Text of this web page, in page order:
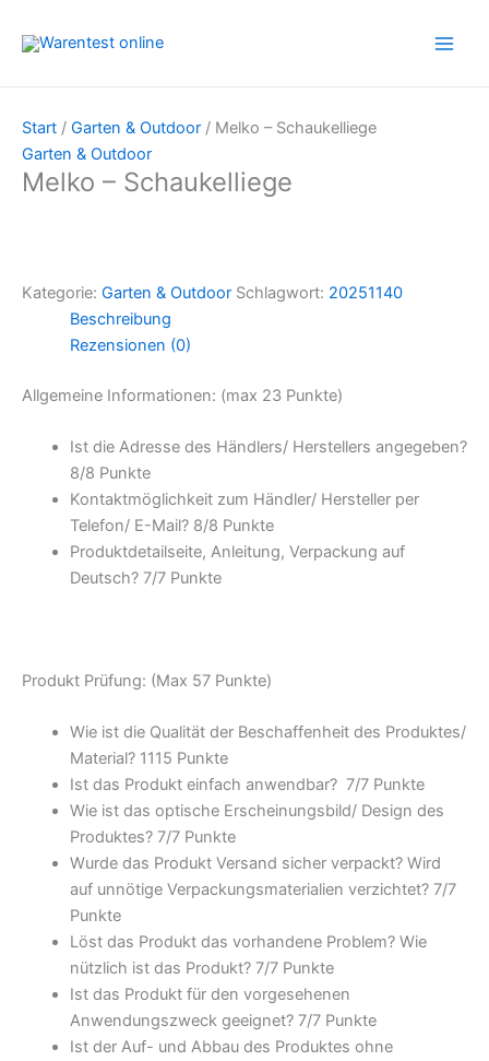
Inhalt
Start / Garten & Outdoor / Melko – Schaukelliege
Garten & Outdoor
Melko – Schaukelliege
Kategorie: Garten & Outdoor Schlagwort: 20251140
Beschreibung
Rezensionen (0)
Allgemeine Informationen: (max 23 Punkte)
Ist die Adresse des Händlers/ Herstellers angegeben?
8/8 Punkte
Kontaktmöglichkeit zum Händler/ Hersteller per
Telefon/ E-Mail? 8/8 Punkte
Produktdetailseite, Anleitung, Verpackung auf
Deutsch? 7/7 Punkte
Produkt Prüfung: (Max 57 Punkte)
Wie ist die Qualität der Beschaffenheit des Produktes/
Material? 1115 Punkte
Ist das Produkt einfach anwendbar? 7/7 Punkte
Wie ist das optische Erscheinungsbild/ Design des
Produktes? 7/7 Punkte
Wurde das Produkt Versand sicher verpackt? Wird
auf unnötige Verpackungsmaterialien verzichtet? 7/7
Punkte
Löst das Produkt das vorhandene Problem? Wie
nützlich ist das Produkt? 7/7 Punkte
Ist das Produkt für den vorgesehenen
Anwendungszweck geeignet? 7/7 Punkte
Ist der Auf- und Abbau des Produktes ohne